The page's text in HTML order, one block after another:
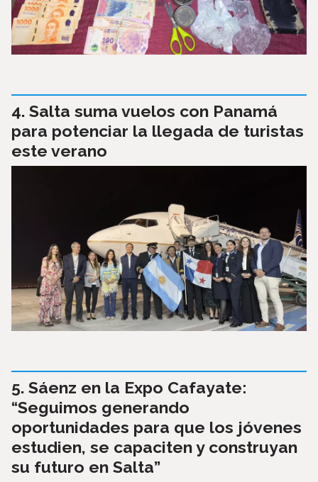
Salta suma vuelos con Panamá
para potenciar la llegada de turistas
este verano
Sáenz en la Expo Cafayate:
“Seguimos generando
oportunidades para que los jóvenes
estudien, se capaciten y construyan
su futuro en Salta”